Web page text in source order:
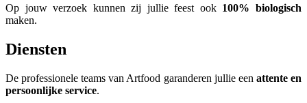
Op jouw verzoek kunnen zij jullie feest ook 100% biologisch
maken.
Diensten
De professionele teams van Artfood garanderen jullie een attente en
persoonlijke service.